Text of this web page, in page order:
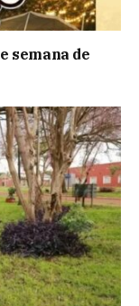
semana de